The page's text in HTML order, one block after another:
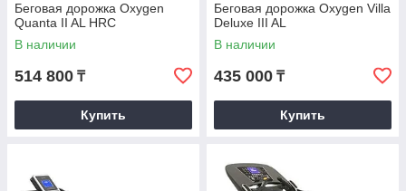
Беговая дорожка Oxygen
Quanta II AL HRC
В наличии
514 800 ₸
Купить
Беговая дорожка Oxygen Villa
Deluxe III AL
В наличии
435 000 ₸
Купить